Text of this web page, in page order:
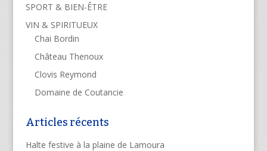
SPORT & BIEN-ÊTRE
VIN & SPIRITUEUX
Chai Bordin
Château Thenoux
Clovis Reymond
Domaine de Coutancie
Articles récents
Halte festive à la plaine de Lamoura